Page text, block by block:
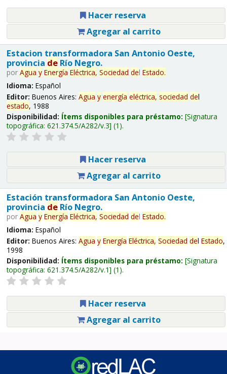
Hacer reserva
Agregar al carrito
Estacion transformadora San Antonio Oeste,
provincia deRío Negro.
por Agua y Energía Eléctrica, Sociedad del Estado.
Idioma: Español
Editor: Buenos Aires: Agua y energía eléctrica, sociedad del
estado, 1988
Disponibilidad: Ítems disponibles para préstamo: Signatura
topográfica: 621.374.5/A282/v.3 (1).
Hacer reserva
Agregar al carrito
Estación transformadora San Antonio Oeste,
provincia deRío Negro.
por Agua y Energía Eléctrica, Sociedad del Estado.
Idioma: Español
Editor: Buenos Aires: Agua y Energía Eléctrica, Sociedad del Estado,
1998
Disponibilidad: Ítems disponibles para préstamo: Signatura
topográfica: 621.374.5/A282/v.1 (1).
Hacer reserva
Agregar al carrito